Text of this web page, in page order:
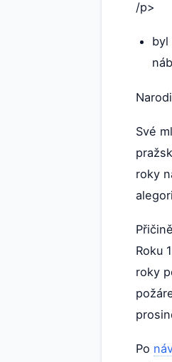
/p>
byl
Své
roky
Roku
roky
Po